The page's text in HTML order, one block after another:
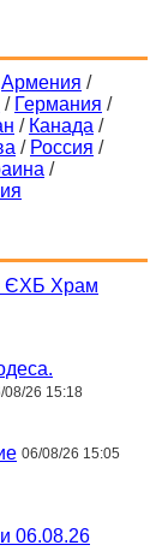
Армения /
/ Германия /
/ Канада /
/ Россия /
/
ЄХБ Храм
08/26 15:18
06/08/26 15:05
06.08.26